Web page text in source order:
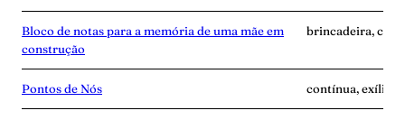
Bloco de notas para a memória de uma mãe em
construção
brincadeira,
Pontos de Nós contínua, exílio,